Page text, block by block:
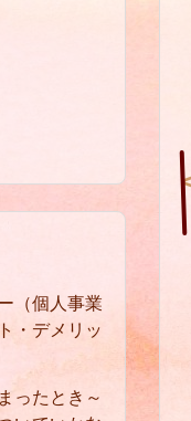
（個人事業
・デメリッ
ったとき～